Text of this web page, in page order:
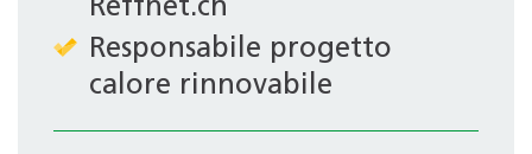
Reffnet.ch
Responsabile progetto
calore rinnovabile